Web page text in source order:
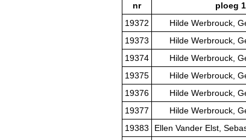
nr
ploeg 1
19372
Hilde Werbrouck,
19373
Hilde Werbrouck,
19374
Hilde Werbrouck,
19375
Hilde Werbrouck,
19376
Hilde Werbrouck,
19377
Hilde Werbrouck,
19383
Ellen Vander Elst,